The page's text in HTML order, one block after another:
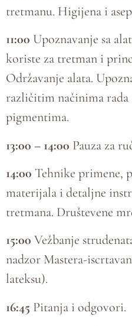
tretmanu. Higijena i
11:00 Upoznavanje sa
koriste za tretman i
Održavanje alata.
različitim načinima rada
pigmentima.
13:00 – 14:00 Pauza za
14:00 Tehnike primene,
materijala i detaljne
tretmana. Društevene
15:00 Vežbanje
nadzor Mastera-
lateksu).
16:45 Pitanja i odgovori.